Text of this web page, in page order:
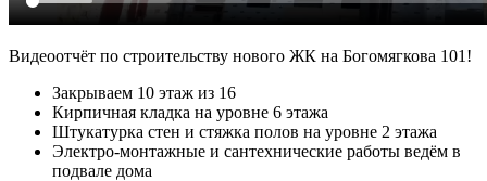
Видеоотчёт по строительству нового ЖК на Богомягкова 101!
Закрываем 10 этаж из 16
Кирпичная кладка на уровне 6 этажа
Штукатурка стен и стяжка полов на уровне 2 этажа
Электро-монтажные и сантехнические работы ведём в
подвале дома